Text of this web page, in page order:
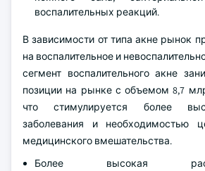
воспалительных реакций.
В зависимости от типа акне рынок
на воспалительное и
сегмент воспалительного акне
позиции на рынке с объемом 8,7
что стимулируется более
заболевания и необходимостью
медицинского вмешательства.
Более высокая